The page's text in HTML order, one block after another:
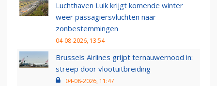
Luchthaven Luik krijgt komende winter
weer passagiersvluchten naar
zonbestemmingen
04-08-2026, 13:54
Brussels Airlines grijpt ternauwernood in:
streep door vlootuitbreiding
04-08-2026, 11:47